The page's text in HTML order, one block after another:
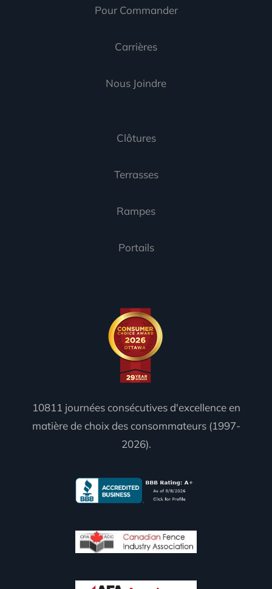
Pour Commander
Carrières
Nous Joindre
Clôtures
Terrasses
Rampes
Portails
10811 journées consécutives d'excellence en
matière de choix des consommateurs (1997-
2026).